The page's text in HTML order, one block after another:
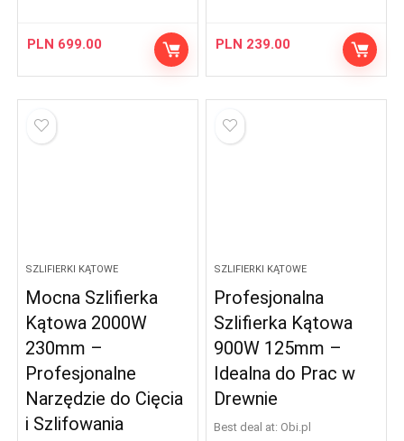
PLN 699.00 PLN 239.00
SZLIFIERKI KĄTOWE
Mocna Szlifierka
Kątowa 2000W
230mm –
Profesjonalne
Narzędzie do Cięcia
i Szlifowania
SZLIFIERKI KĄTOWE
Profesjonalna
Szlifierka Kątowa
900W 125mm –
Idealna do Prac w
Drewnie
Best deal at: obi.pl